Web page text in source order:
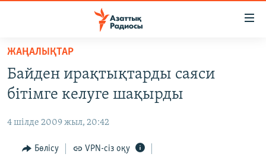
Skip
main
content
to
Navigation
САЯСАТ
ҚАҢТАР ОҚИҒАСЫ
АДАМ ҚҰҚЫҚТАРЫ
ЖАҢАЛЫҚТАР
Байден ирақтықтарды саяси
бітімге келуге шақырды
4 шілде 2009 жыл, 20:42
Бөлісу VPN-сіз оқу